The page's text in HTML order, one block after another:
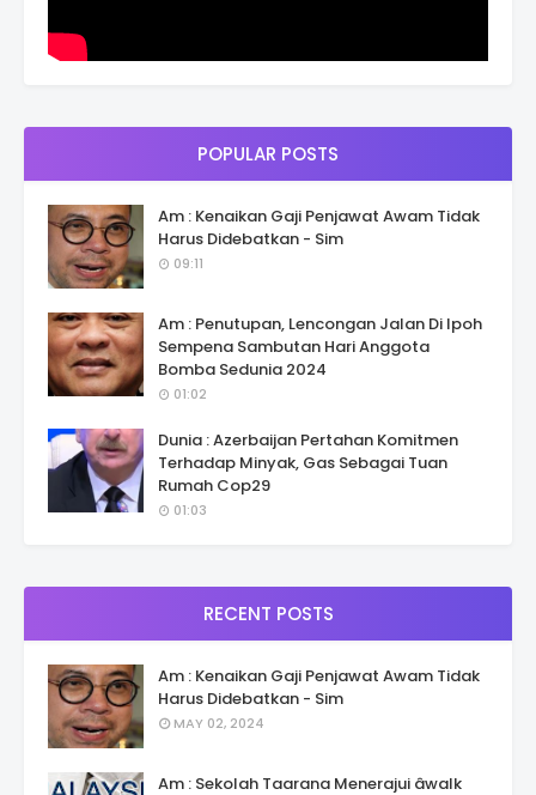
POPULAR POSTS
Am : Kenaikan Gaji Penjawat Awam Tidak
Harus Didebatkan - Sim
09:11
Am : Penutupan, Lencongan Jalan Di Ipoh
Sempena Sambutan Hari Anggota
Bomba Sedunia 2024
01:02
Dunia : Azerbaijan Pertahan Komitmen
Terhadap Minyak, Gas Sebagai Tuan
Rumah Cop29
01:03
RECENT POSTS
Am : Kenaikan Gaji Penjawat Awam Tidak
Harus Didebatkan - Sim
MAY 02, 2024
Am : Sekolah Taarana Menerajui âwalk